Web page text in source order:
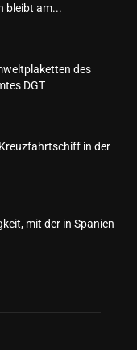
bleibt am...
des
DGT
in der
mit der in Spanien